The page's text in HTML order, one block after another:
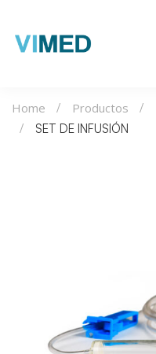
Home Productos
SET DE INFUSIÓN